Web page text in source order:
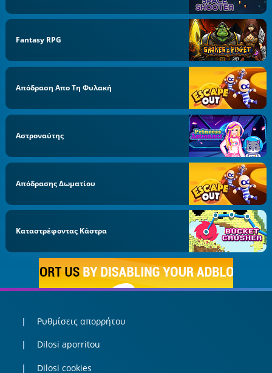
Fantasy RPG
Απόδραση Απο Τη Φυλακή
Αστροναύτης
Απόδρασης Δωματίου
Καταστρέφοντας Κάστρα
Ρυθμίσεις απορρήτου
Dilosi aporritou
Dilosi cookies